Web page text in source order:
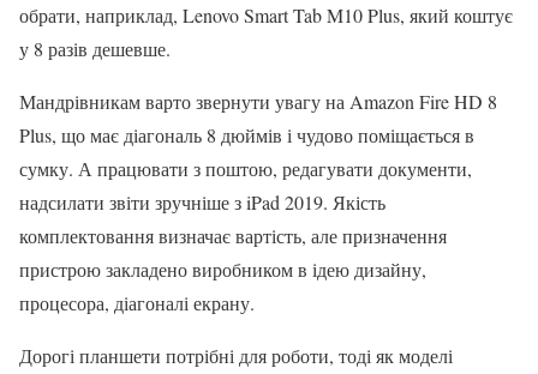
обрати, наприклад, Lenovo Smart Tab M10 Plus, який коштує
у 8 разів дешевше.
Мандрівникам варто звернути увагу на Amazon Fire HD 8
Plus, що має діагональ 8 дюймів і чудово поміщається в
сумку. А працювати з поштою, редагувати документи,
надсилати звіти зручніше з iPad 2019. Якість
комплектовання визначає вартість, але призначення
пристрою закладено виробником в ідею дизайну,
процесора, діагоналі екрану.
Дорогі планшети потрібні для роботи, тоді як моделі